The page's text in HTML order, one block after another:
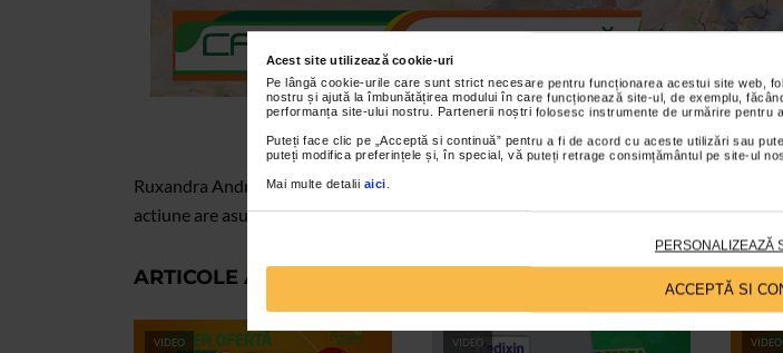
Acest site utilizează cookie-uri
Pe lângă cookie-urile care sunt strict necesare pentru funcționarea acestui site web,
nostru și ajută la îmbunătățirea modului în care funcționează site-ul, de exemplu,
performanța site-ului nostru. Partenerii noștri folosesc instrumente de urmărire
Puteți face clic pe „Acceptă si continuă” pentru a fi de acord cu aceste utilizări sau
puteți modifica preferințele și, în special, vă puteți retrage consimțământul pe site-ul
Mai multe detalii aici.
PERSONALIZEAZĂ
ACCEPTĂ SI
Ruxandra Andronache, farmacist-sef la Farmacia Catena din bulevardul Magheru nr.
actiune are asupra pielii crema de maini cu vitamina E Genera si indica modul in care
ARTICOLE ASEMANATOARE
VIDEO VIDEO VIDEO